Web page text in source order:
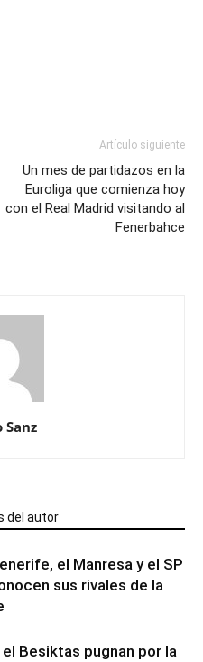
Artículo siguiente
Un mes de partidazos en la
Euroliga que comienza hoy
con el Real Madrid visitando al
Fenerbahce
Sanz
del autor
el Manresa y el SP
sus rivales de la
el Besiktas pugnan por la